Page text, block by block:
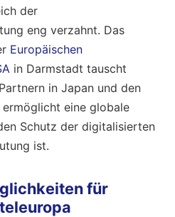
der
eng verzahnt. Das
Europäischen
in Darmstadt tauscht
in Japan und den
ermöglicht eine globale
Schutz der digitalisierten
ist.
für